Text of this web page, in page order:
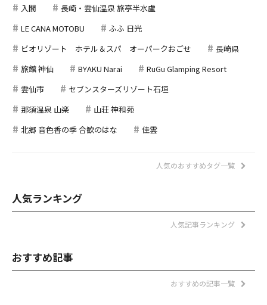
入間
長崎・雲仙温泉 旅亭半水盧
LE CANA MOTOBU
ふふ 日光
ビオリゾート ホテル＆スパ オーパークおごせ
長崎県
旅館 神仙
BYAKU Narai
RuGu Glamping Resort
雲仙市
セブンスターズリゾート石垣
那須温泉 山楽
山荘 神和苑
北郷 音色香の季 合歓のはな
佳雲
人気のおすすめタグ一覧
人気ランキング
人気記事ランキング
おすすめ記事
おすすめの記事一覧